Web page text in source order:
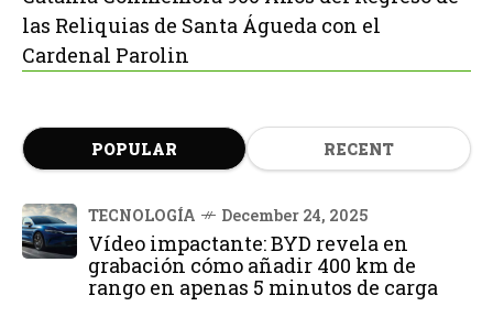
las Reliquias de Santa Águeda con el
Cardenal Parolin
POPULAR RECENT
TECNOLOGÍA December 24, 2025
Vídeo impactante: BYD revela en
grabación cómo añadir 400 km de
rango en apenas 5 minutos de carga